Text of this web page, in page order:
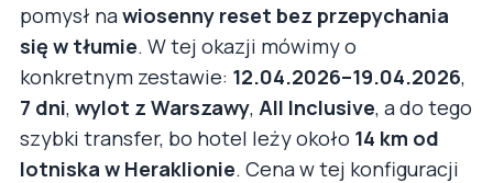
pomysł nawiosenny reset bez przepychania
się w tłumie. W tej okazji mówimy o
konkretnym zestawie: 12.04.2026–19.04.2026,
7 dni, wylot z Warszawy, All Inclusive, a do tego
szybki transfer, bo hotel leży około 14 km od
lotniska w Heraklionie. Cena w tej konfiguracji